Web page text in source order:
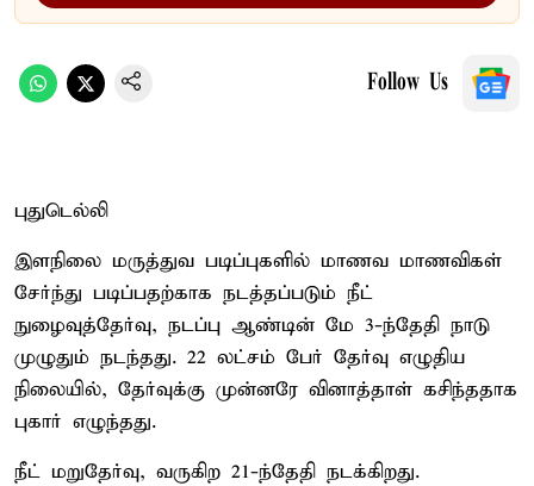
Follow Us
புதுடெல்லி
இளநிலை மருத்துவ படிப்புகளில் மாணவ மாணவிகள்
சேர்ந்து படிப்பதற்காக நடத்தப்படும் நீட்
நுழைவுத்தேர்வு, நடப்பு ஆண்டின் மே 3-ந்தேதி நாடு
முழுதும் நடந்தது. 22 லட்சம் பேர் தேர்வு எழுதிய
நிலையில், தேர்வுக்கு முன்னரே வினாத்தாள் கசிந்ததாக
புகார் எழுந்தது.
நீட் மறுதேர்வு, வருகிற 21-ந்தேதி நடக்கிறது.